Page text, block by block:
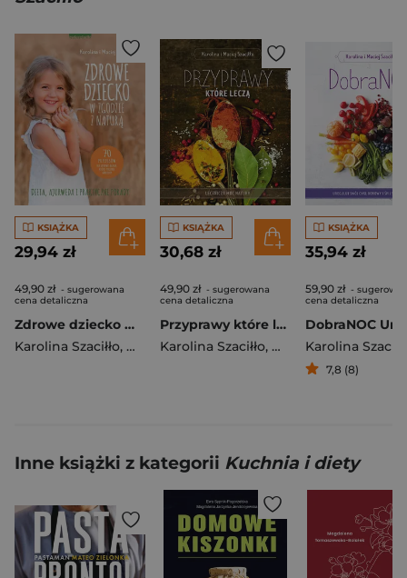
KSIĄŻKA
29,94 zł
49,90 zł - sugerowana
cena detaliczna
Zdrowe dziecko w zgodzie z naturą 70 przepisów na zdrowe dania, które polubią maluchy
Karolina Szaciłło, Maciej Szaciłło
KSIĄŻKA
30,68 zł
49,90 zł - sugerowana
cena detaliczna
Przyprawy które leczą
Karolina Szaciłło, Maciej Szaciłło
KSIĄŻKA
35,94 zł
59,90 zł -
cena detaliczna
Karolina
7,8 (8)
Inne książki z kategorii Kuchnia i diety